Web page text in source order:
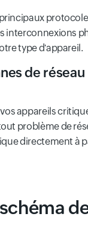
interconnexions
type d'appareil.
de réseau
appareils
problème de
directement à